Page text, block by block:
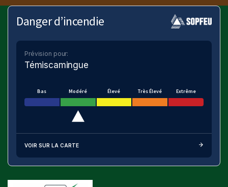
Danger d’incendie
Prévision pour:
Témiscamingue
Bas Modéré Élevé Très Élevé Extrême
VOIR SUR LA CARTE